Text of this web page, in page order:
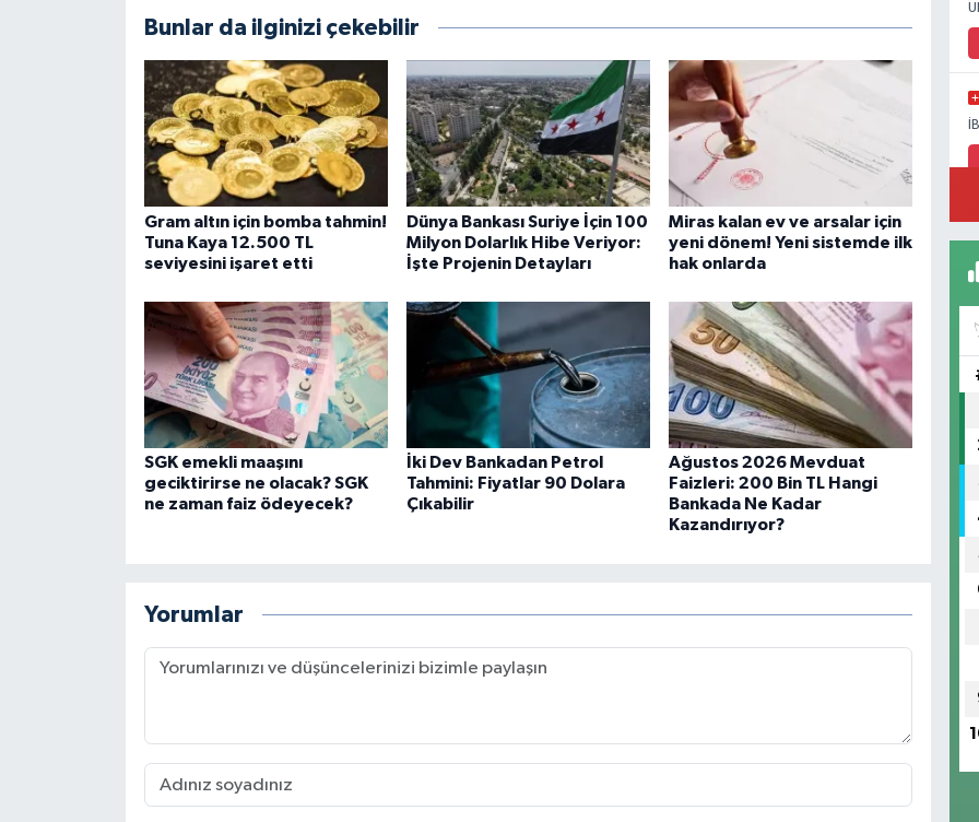
Bunlar da ilginizi çekebilir
Gram altın için bomba tahmin!
Tuna Kaya 12.500 TL
seviyesini işaret etti
Dünya Bankası Suriye İçin 100
Milyon Dolarlık Hibe Veriyor:
İşte Projenin Detayları
Miras kalan ev ve arsalar için
yeni dönem! Yeni sistemde ilk
hak onlarda
SGK emekli maaşını
geciktirirse ne olacak? SGK
ne zaman faiz ödeyecek?
İki Dev Bankadan Petrol
Tahmini: Fiyatlar 90 Dolara
Çıkabilir
Ağustos 2026 Mevduat
Faizleri: 200 Bin TL Hangi
Bankada Ne Kadar
Kazandırıyor?
Yorumlar